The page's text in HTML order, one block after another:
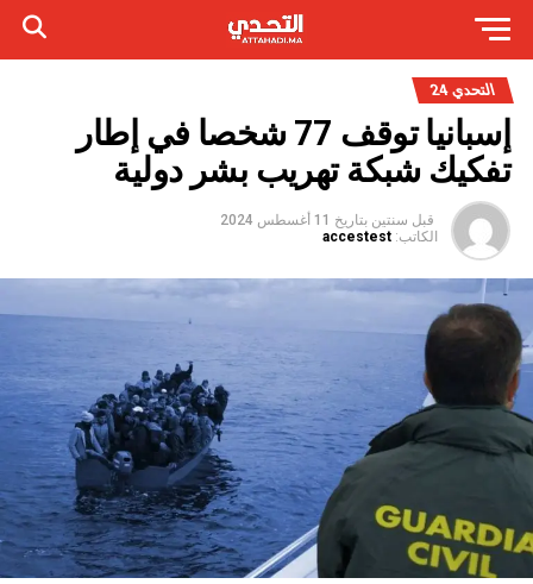
التحدي 24
إسبانيا توقف 77 شخصا في إطار
تفكيك شبكة تهريب بشر دولية
قبل سنتين بتاريخ 11 أغسطس 2024
الكاتب: accestest